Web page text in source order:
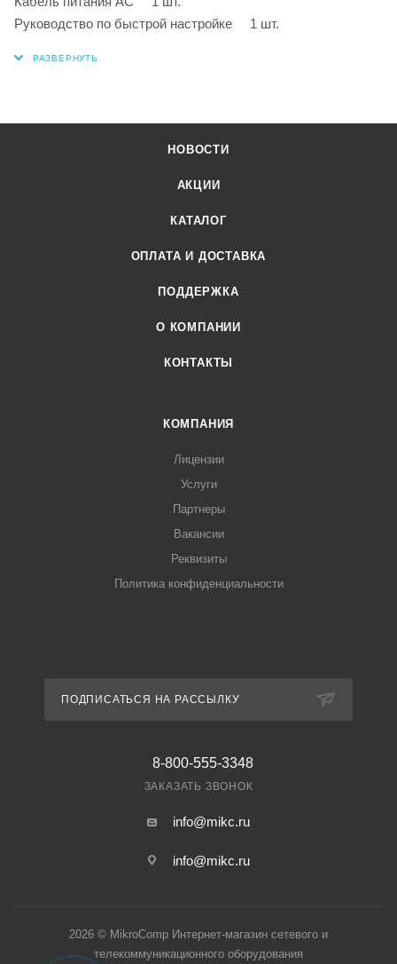
Руководство по быстрой настройке 1 шт.
НОВОСТИ
АКЦИИ
КАТАЛОГ
ОПЛАТА И ДОСТАВКА
ПОДДЕРЖКА
О КОМПАНИИ
КОНТАКТЫ
КОМПАНИЯ
Лицензии
Услуги
Партнеры
Вакансии
Реквизиты
Политика конфиденциальности
ПОДПИСАТЬСЯ НА РАССЫЛКУ
8-800-555-3348
ЗАКАЗАТЬ ЗВОНОК
info@mikc.ru
info@mikc.ru
2026 © MikroComp Интернет-магазин сетевого и
телекоммуникационного оборудования